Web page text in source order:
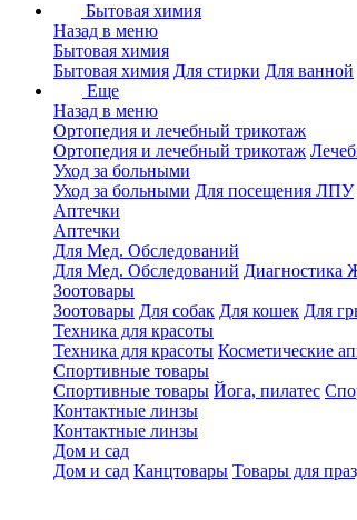
Бытовая химия
Назад в меню
Бытовая химия
Бытовая химия Для стирки Для ванной
Еще
Назад в меню
Ортопедия и лечебный трикотаж
Ортопедия и лечебный трикотаж
Уход за больными
Уход за больными Для посещения ЛПУ
Аптечки
Аптечки
Для Мед. Обследований
Для Мед. Обследований Диагностика
Зоотовары
Зоотовары Для собак Для кошек Для
Техника для красоты
Техника для красоты Косметические
Спортивные товары
Спортивные товары Йога, пилатес
Контактные линзы
Контактные линзы
Дом и сад
Дом и сад Канцтовары Товары для